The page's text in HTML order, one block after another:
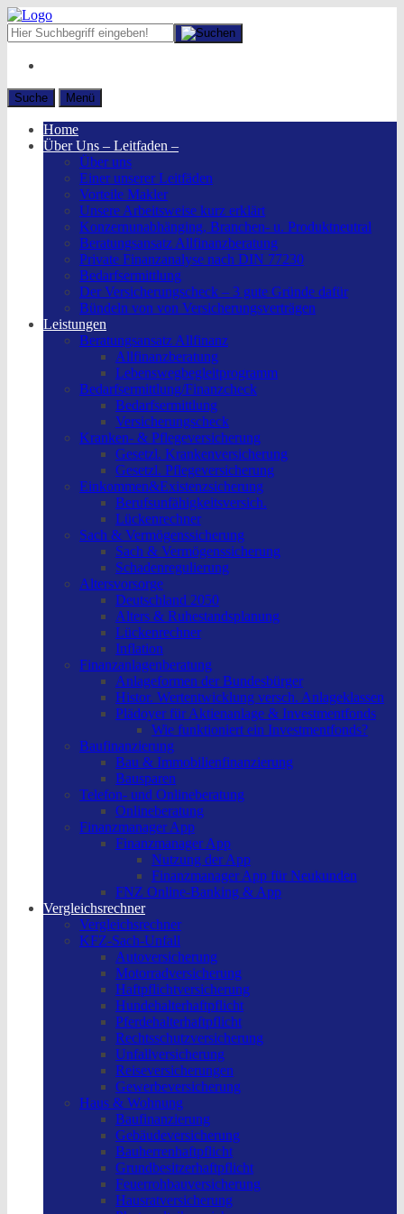
Suche Menü
Home
Über Uns – Leitfaden –
Über uns
Einer unserer Leitfäden
Vorteile Makler
Unsere Arbeitsweise kurz erklärt
Konzernunabhänging, Branchen- u. Produktneutral
Beratungsansatz Allfinanzberatung
Private Finanzanalyse nach DIN 77230
Bedarfsermittlung
Der Versicherungscheck – 3 gute Gründe dafür
Bündeln von von Versicherungsverträgen
Leistungen
Beratungsansatz Allfinanz
Allfinanzberatung
Lebenswegbegleitprogramm
Bedarfsermittlung/Finanzcheck
Bedarfsermittlung
Versicherungscheck
Kranken- & Pflegeversicherung
Gesetzl. Krankenversicherung
Gesetzl. Pflegeversicherung
Einkommen&Existenzsicherung
Berufsunfähigkeitsversich.
Lückenrechner
Sach & Vermögenssicherung
Sach & Vermögenssicherung
Schadenregulierung
Altersvorsorge
Deutschland 2050
Alters & Ruhestandsplanung
Lückenrechner
Inflation
Finanzanlagenberatung
Anlageformen der Bundesbürger
Histor. Wertentwicklung versch. Anlageklassen
Plädoyer für Aktienanlage & Investmentfonds
Wie funktioniert ein Investmentfonds?
Baufinanzierung
Bau & Immobilienfinanzierung
Bausparen
Telefon- und Onlineberatung
Onlineberatung
Finanzmanager App
Finanzmanager App
Nutzung der App
Finanzmanager App für Neukunden
FNZ Online-Banking & App
Vergleichsrechner
Vergleichsrechner
KFZ-Sach-Unfall
Autoversicherung
Motorradversicherung
Haftpflichtversicherung
Hundehalterhaftpflicht
Pferdehalterhaftpflicht
Rechtsschutzversicherung
Unfallversicherung
Reiseversicherungen
Gewerbeversicherung
Haus & Wohnung
Baufinanzierung
Gebäudeversicherung
Bauherrenhaftpflicht
Grundbesitzerhaftpflicht
Feuerrohbauversicherung
Hausratversicherung